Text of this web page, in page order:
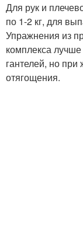
Для рук и
по 1-2 кг, для
Упражнения из
комплекса
гантелей, но
отягощения.